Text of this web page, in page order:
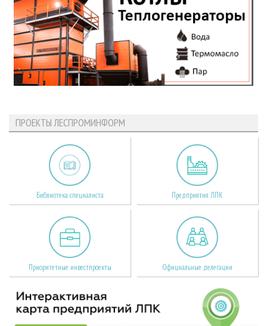
ПРОЕКТЫ ЛЕСПРОМИНФОРМ
Библиотека специалиста Предприятия ЛПК
Приоритетные инвестпроекты Официальные делегации